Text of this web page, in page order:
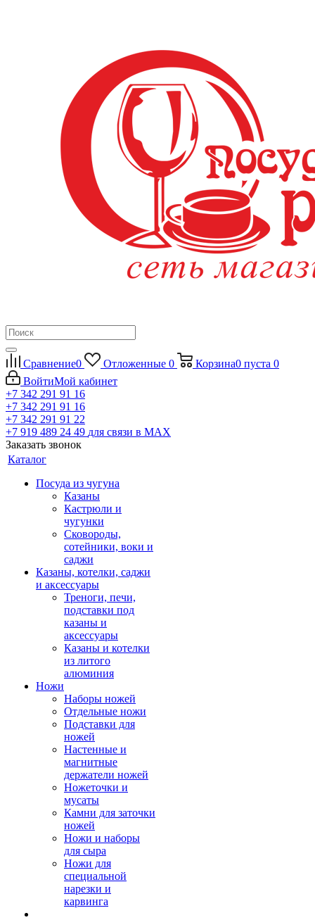
Сравнение0 Отложенные 0 Корзина0 пуста 0
ВойтиМой кабинет
+7 342 291 91 16
+7 342 291 91 16
+7 342 291 91 22
+7 919 489 24 49 для связи в МАХ
Заказать звонок
Каталог
Посуда из чугуна
Казаны
Кастрюли и
чугунки
Сковороды,
сотейники, воки и
саджи
Казаны, котелки, саджи
и аксессуары
Треноги, печи,
подставки под
казаны и
аксессуары
Казаны и котелки
из литого
алюминия
Ножи
Наборы ножей
Отдельные ножи
Подставки для
ножей
Настенные и
магнитные
держатели ножей
Ножеточки и
мусаты
Камни для заточки
ножей
Ножи и наборы
для сыра
Ножи для
специальной
нарезки и
карвинга